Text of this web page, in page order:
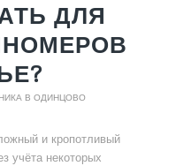
ДЛЯ
В ОДИНЦОВО
и кропотливый
учёта некоторых